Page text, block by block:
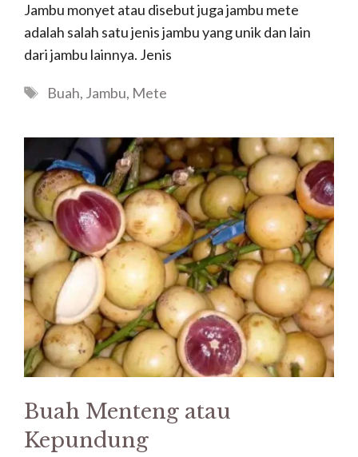
Jambu monyet atau disebut juga jambu mete
adalah salah satu jenis jambu yang unik dan lain
dari jambu lainnya. Jenis
Tags
Buah, Jambu, Mete
Buah Menteng atau
Kepundung